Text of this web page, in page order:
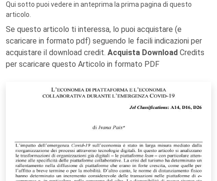
Qui sotto puoi vedere in anteprima la prima pagina di questo
articolo.
Se questo articolo ti interessa, lo puoi acquistare (e
scaricare in formato pdf) seguendo le facili indicazioni per
acquistare il download credit. Acquista Download Credits
per scaricare questo Articolo in formato PDF